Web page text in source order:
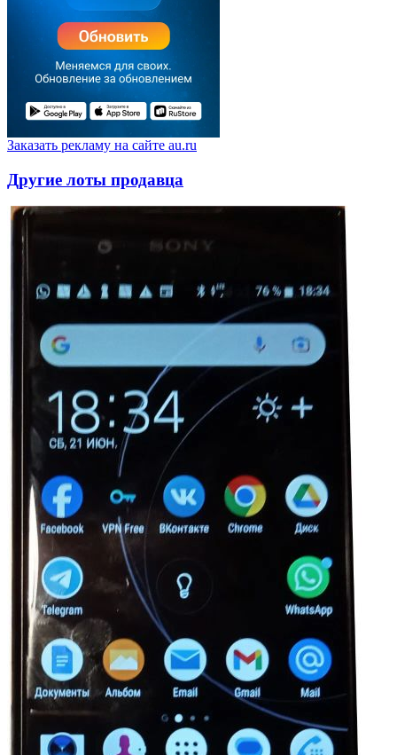
Заказать рекламу на сайте au.ru
Другие лоты продавца